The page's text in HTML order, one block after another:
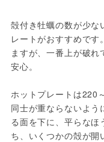
殻付き牡蠣の数が少
レートがおすすめで
ますが、一番上が破
安心。
ホットプレートは
同士が重ならないよ
る面を下に、平らな
ち、いくつかの殻が